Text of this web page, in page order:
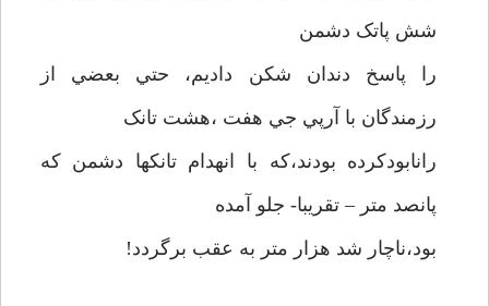
شش پاتک دشمن
را پاسخ دندان شکن داديم، حتي بعضي از
رزمندگان با آرپي جي هفت ،هشت تانک
رانابودکرده بودند،که با انهدام تانکها دشمن که
پانصد متر – تقريبا- جلو آمده
بود،ناچار شد هزار متر به عقب برگردد!